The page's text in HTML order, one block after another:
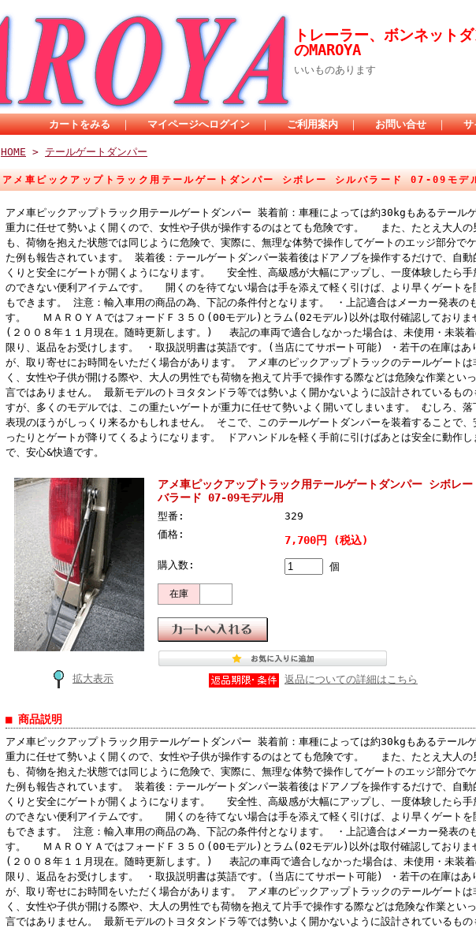
トレーラー、ボンネット
のMAROYA
いいものあります
カートをみる ｜ マイページへログイン ｜ ご利用案内 ｜ お問い合せ ｜ サ
HOME > テールゲートダンパー
アメ車ピックアップトラック用テールゲートダンパー シボレー シルバラード 07-09モデ
アメ車ピックアップトラック用テールゲートダンパー 装着前：車種によっては約30kgもあるテールゲ
重力に任せて勢いよく開くので、女性や子供が操作するのはとても危険です。 また、たとえ大人の
も、荷物を抱えた状態では同じように危険で、実際に、無理な体勢で操作してゲートのエッジ部分で
た例も報告されています。 装着後：テールゲートダンパー装着後はドアノブを操作するだけで、自動
くりと安全にゲートが開くようになります。 安全性、高級感が大幅にアップし、一度体験したら手
のできない便利アイテムです。 開くのを待てない場合は手を添えて軽く引けば、より早くゲートを
もできます。 注意：輸入車用の商品の為、下記の条件付となります。 ・上記適合はメーカー発表の
す。 ＭＡＲＯＹＡではフォードＦ３５０(00モデル)とラム(02モデル)以外は取付確認しておりま
(２００８年１１月現在。随時更新します。) 表記の車両で適合しなかった場合は、未使用・未装着
限り、返品をお受けします。 ・取扱説明書は英語です。(当店にてサポート可能) ・若干の在庫はあ
が、取り寄せにお時間をいただく場合があります。 アメ車のピックアップトラックのテールゲートは
く、女性や子供が開ける際や、大人の男性でも荷物を抱えて片手で操作する際などは危険な作業とい
言ではありません。 最新モデルのトヨタタンドラ等では勢いよく開かないように設計されているもの
すが、多くのモデルでは、この重たいゲートが重力に任せて勢いよく開いてしまいます。 むしろ、落
表現のほうがしっくり来るかもしれません。 そこで、このテールゲートダンパーを装着することで、
ったりとゲートが降りてくるようになります。 ドアハンドルを軽く手前に引けばあとは安全に動作し
で、安心&快適です。
拡大表示
アメ車ピックアップトラック用テールゲートダンパー シボレ
バラード 07-09モデル用
型番:
329
価格:
7,700円 (税込)
購入数: 個
在庫
返品についての詳細はこちら
■ 商品説明
アメ車ピックアップトラック用テールゲートダンパー 装着前：車種によっては約30kgもあるテールゲ
重力に任せて勢いよく開くので、女性や子供が操作するのはとても危険です。 また、たとえ大人の
も、荷物を抱えた状態では同じように危険で、実際に、無理な体勢で操作してゲートのエッジ部分で
た例も報告されています。 装着後：テールゲートダンパー装着後はドアノブを操作するだけで、自動
くりと安全にゲートが開くようになります。 安全性、高級感が大幅にアップし、一度体験したら手
のできない便利アイテムです。 開くのを待てない場合は手を添えて軽く引けば、より早くゲートを
もできます。 注意：輸入車用の商品の為、下記の条件付となります。 ・上記適合はメーカー発表の
す。 ＭＡＲＯＹＡではフォードＦ３５０(00モデル)とラム(02モデル)以外は取付確認しておりま
(２００８年１１月現在。随時更新します。) 表記の車両で適合しなかった場合は、未使用・未装着
限り、返品をお受けします。 ・取扱説明書は英語です。(当店にてサポート可能) ・若干の在庫はあ
が、取り寄せにお時間をいただく場合があります。 アメ車のピックアップトラックのテールゲートは
く、女性や子供が開ける際や、大人の男性でも荷物を抱えて片手で操作する際などは危険な作業とい
言ではありません。 最新モデルのトヨタタンドラ等では勢いよく開かないように設計されているもの